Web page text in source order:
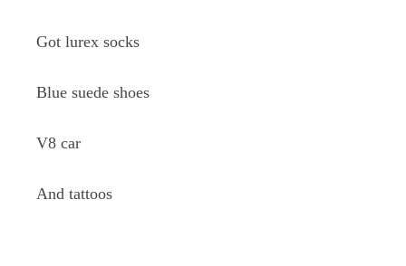
Got lurex socks
Blue suede shoes
V8 car
And tattoos